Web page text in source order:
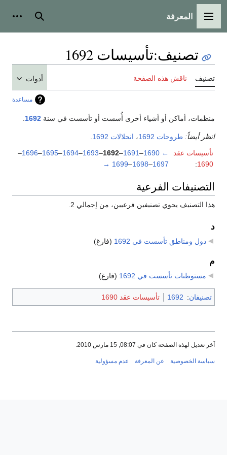
القائمة الرئيسية
المعرفة بحث
تصنيف:تأسيسات 1692
تصنيف ناقش هذه الصفحة أدوات
مساعدة
منظمات، أماكن أو أشياء أخرى أُسست أو تأسست في سنة 1692
انظر أيضاً: طروحات 1692 ، انحلالات 1692
تأسيسات عقد
1690
:
←
1690
–
1691
–
1692
–
1693
–
1694
–
1695
–
1696
–
1697
–
1698
–
1699
→
التصنيفات الفرعية
هذا التصنيف يحوي تصنيفين فرعيين، من إجمالي 2.
د
دول ومناطق تأسست في 1692 (فارغ)
م
مستوطنات تأسست في 1692 (فارغ)
تصنيفان:
1692 تأسيسات عقد 1690
آخر تعديل لهذه الصفحة كان في 08:07, 15 مارس 2010.
سياسة الخصوصية عن المعرفة عدم مسؤولية